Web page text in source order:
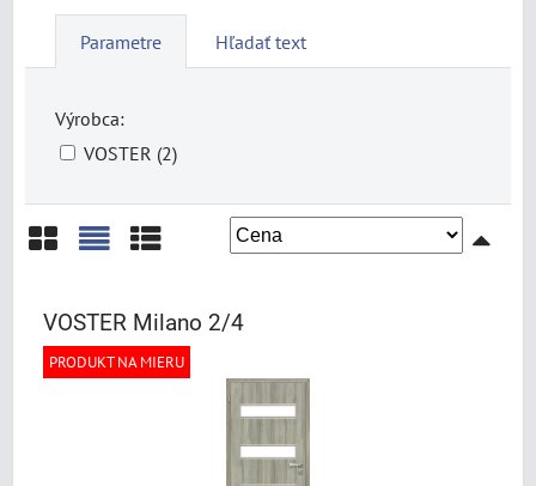
Parametre Hľadať text
Výrobca:
VOSTER (2)
VOSTER Milano 2/4
PRODUKT NA MIERU